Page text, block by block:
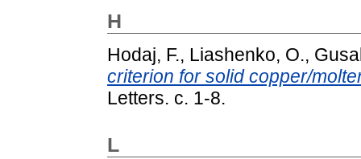
H
Hodaj, F., Liashenko, O.,
criterion for solid copper/
Letters. с. 1-8.
L